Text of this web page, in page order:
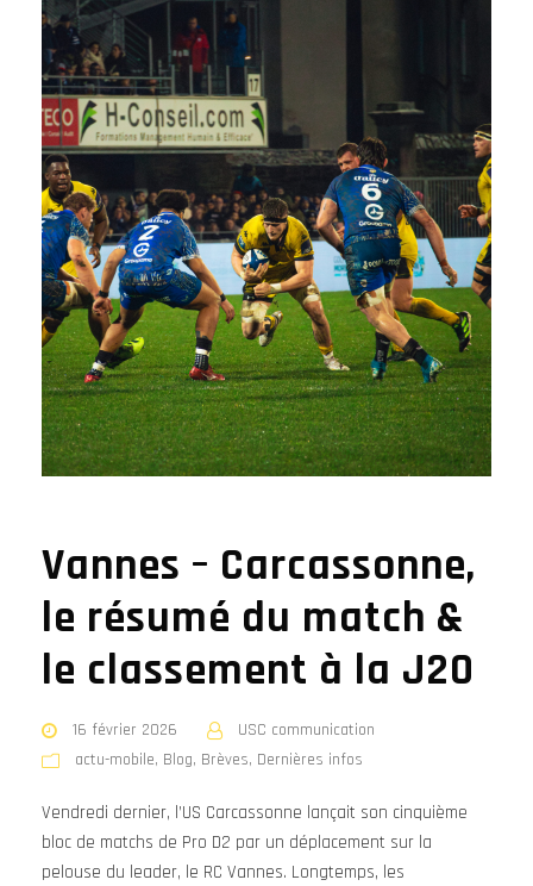
Vannes – Carcassonne,
le résumé du match &
le classement à la J20
16 février 2026
USC communication
actu-mobile, Blog, Brèves, Dernières infos
Vendredi dernier, l’US Carcassonne lançait son cinquième
bloc de matchs de Pro D2 par un déplacement sur la
pelouse du leader, le RC Vannes. Longtemps, les